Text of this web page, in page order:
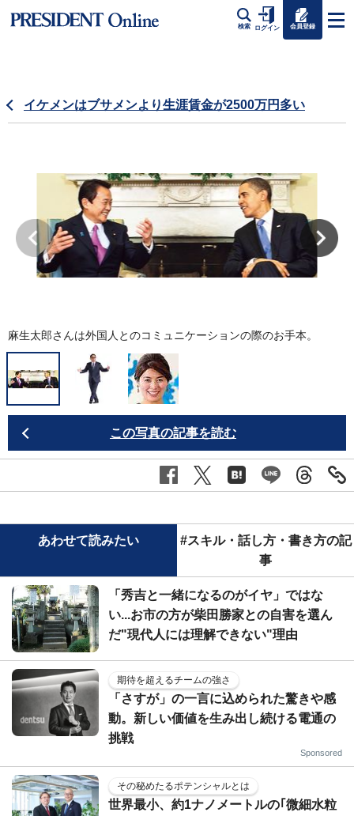
検索 ログイン 会員登録
イケメンはブサメンより生涯賃金が2500万円多い
麻生太郎さんは外国人とのコミュニケーションの際のお手本。
この写真の記事を読む
あわせて読みたい
#スキル・話し方・書き方の記
事
「秀吉と一緒になるのがイヤ」ではな
い...お市の方が柴田勝家との自害を選ん
だ"現代人には理解できない"理由
期待を超えるチームの強さ
「さすが」の一言に込められた驚きや感
動。新しい価値を生み出し続ける電通の
挑戦
Sponsored
その秘めたるポテンシャルとは
世界最小、約1ナノメートルの｢微細水粒